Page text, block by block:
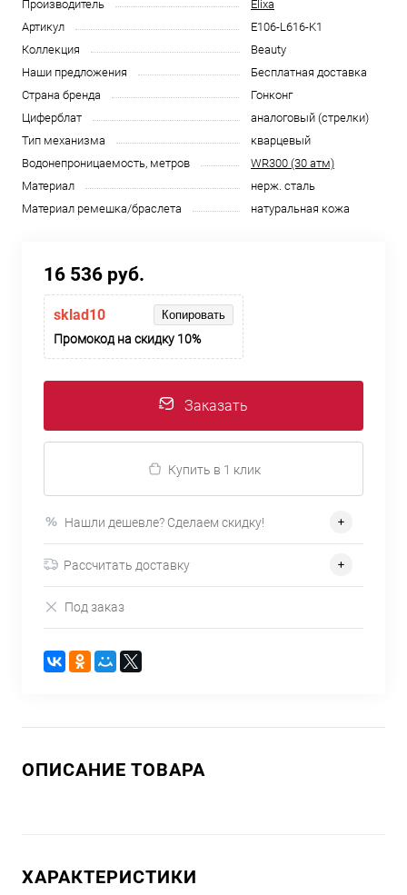
Производитель
Elixa
Артикул
E106-L616-K1
Коллекция
Beauty
Наши предложения
Бесплатная доставка
Страна бренда
Гонконг
Циферблат
аналоговый (стрелки)
Тип механизма
кварцевый
Водонепроницаемость, метров
WR300 (30 атм)
Материал
нерж. сталь
Материал ремешка/браслета
натуральная кожа
16 536 руб.
sklad10 Копировать
Промокод на скидку 10%
Заказать
Купить в 1 клик
Нашли дешевле? Сделаем скидку!
Рассчитать доставку
Под заказ
ОПИСАНИЕ ТОВАРА
ХАРАКТЕРИСТИКИ